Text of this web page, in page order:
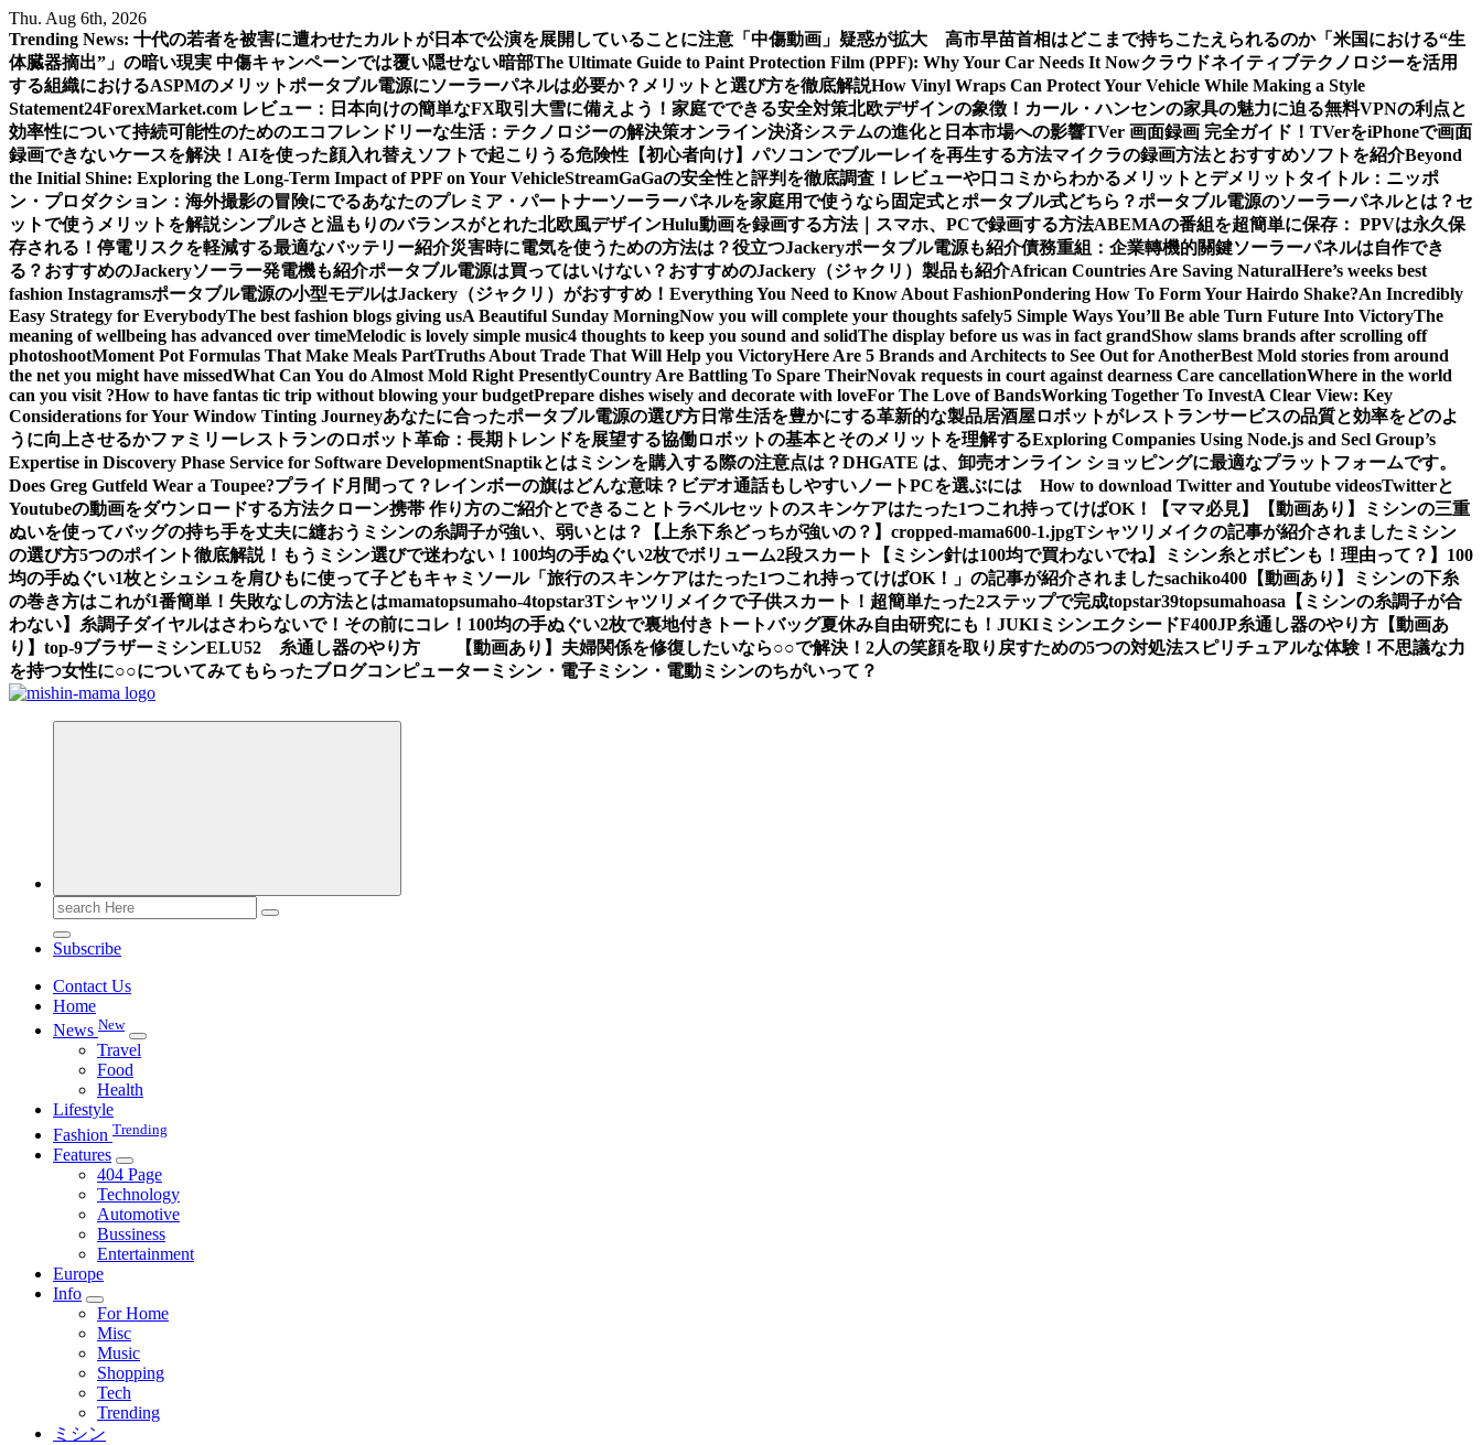
Skip
to
content
Thu. Aug 6th, 2026
Trending News: 十代の若者を被害に遭わせたカルトが日本で公演を展開していることに注意 「中傷動画」疑惑が拡大 高市早苗首相はどこまで持ちこたえられるのか「米国における“生
体臓器摘出”」の暗い現実 中傷キャンペーンでは覆い隠せない暗部The Ultimate Guide to Paint Protection Film (PPF): Why Your Car Needs It Nowクラウドネイティブテクノロジーを活用
する組織におけるASPMのメリットポータブル電源にソーラーパネルは必要か？メリットと選び方を徹底解説How Vinyl Wraps Can Protect Your Vehicle While Making a Style
Statement24ForexMarket.com レビュー：日本向けの簡単なFX取引 大雪に備えよう！家庭でできる安全対策北欧デザインの象徴！カール・ハンセンの家具の魅力に迫る無料VPNの利点と
効率性について持続可能性のためのエコフレンドリーな生活：テクノロジーの解決策オンライン決済システムの進化と日本市場への影響TVer 画面録画 完全ガイド！TVerをiPhoneで画面
録画できないケースを解決！ AIを使った顔入れ替えソフトで起こりうる危険性 【初心者向け】パソコンでブルーレイを再生する方法マイクラの録画方法とおすすめソフトを紹介Beyond
the Initial Shine: Exploring the Long-Term Impact of PPF on Your VehicleStreamGaGaの安全性と評判を徹底調査！レビューや口コミからわかるメリットとデメリット タイトル：ニッポ
ン・プロダクション：海外撮影の冒険にでるあなたのプレミア・パートナーソーラーパネルを家庭用で使うなら固定式とポータブル式どちら？ポータブル電源のソーラーパネルとは？セ
ットで使うメリットを解説シンプルさと温もりのバランスがとれた北欧風デザインHulu動画を録画する方法｜スマホ、PCで録画する方法ABEMAの番組を超簡単に保存： PPVは永久保
存される！ 停電リスクを軽減する最適なバッテリー紹介災害時に電気を使うための方法は？役立つJackeryポータブル電源も紹介債務重組：企業轉機的關鍵ソーラーパネルは自作でき
る？おすすめのJackeryソーラー発電機も紹介ポータブル電源は買ってはいけない？おすすめのJackery（ジャクリ）製品も紹介African Countries Are Saving NaturalHere’s weeks best
fashion Instagramsポータブル電源の小型モデルはJackery（ジャクリ）がおすすめ！ Everything You Need to Know About FashionPondering How To Form Your Hairdo Shake?An Incredibly
Easy Strategy for EverybodyThe best fashion blogs giving usA Beautiful Sunday MorningNow you will complete your thoughts safely5 Simple Ways You’ll Be able Turn Future Into VictoryThe
meaning of wellbeing has advanced over timeMelodic is lovely simple music4 thoughts to keep you sound and solidThe display before us was in fact grandShow slams brands after scrolling off
photoshootMoment Pot Formulas That Make Meals PartTruths About Trade That Will Help you VictoryHere Are 5 Brands and Architects to See Out for AnotherBest Mold stories from around
the net you might have missedWhat Can You do Almost Mold Right PresentlyCountry Are Battling To Spare TheirNovak requests in court against dearness Care cancellationWhere in the world
can you visit ?How to have fantas tic trip without blowing your budgetPrepare dishes wisely and decorate with loveFor The Love of BandsWorking Together To InvestA Clear View: Key
Considerations for Your Window Tinting Journeyあなたに合ったポータブル電源の選び方 日常生活を豊かにする革新的な製品居酒屋ロボットがレストランサービスの品質と効率をどのよ
うに向上させるかファミリーレストランのロボット革命：長期トレンドを展望する協働ロボットの基本とそのメリットを理解するExploring Companies Using Node.js and Secl Group’s
Expertise in Discovery Phase Service for Software DevelopmentSnaptikとは ミシンを購入する際の注意点は？DHGATE は、卸売オンライン ショッピングに最適なプラットフォームです。
Does Greg Gutfeld Wear a Toupee?プライド月間って？レインボーの旗はどんな意味？ ビデオ通話もしやすいノートPCを選ぶには How to download Twitter and Youtube videosTwitterと
Youtubeの動画をダウンロードする方法クローン携帯 作り方のご紹介とできること トラベルセットのスキンケアはたった1つこれ持ってけばOK！【ママ必見】
【動画あり】ミシンの三重
ぬいを使ってバッグの持ち手を丈夫に縫おう ミシンの糸調子が強い、弱いとは？【上糸下糸どっちが強いの？】 cropped-mama600-1.jpgTシャツリメイクの記事が紹介されました ミシン
の選び方5つのポイント徹底解説！もうミシン選びで迷わない！ 100均の手ぬぐい2枚でボリューム2段スカート 【ミシン針は100均で買わないでね】ミシン糸とボビンも！理由って？】 100
均の手ぬぐい1枚とシュシュを肩ひもに使って子どもキャミソール「旅行のスキンケアはたった1つこれ持ってけばOK！」の記事が紹介されましたsachiko400 【動画あり】ミシンの下糸
の巻き方はこれが1番簡単！失敗なしの方法とはmamatopsumaho-4topstar3Tシャツリメイクで子供スカート！超簡単たった2ステップで完成topstar39topsumahoasa 【ミシンの糸調子が合
わない】糸調子ダイヤルはさわらないで！その前にコレ！ 100均の手ぬぐい2枚で裏地付きトートバッグ夏休み自由研究にも！ JUKIミシンエクシードF400JP糸通し器のやり方【動画あ
り】 top-9ブラザーミシンELU52 糸通し器のやり方 【動画あり】 夫婦関係を修復したいなら○○で解決！2人の笑顔を取り戻すための5つの対処法スピリチュアルな体験！不思議な力
を持つ女性に○○についてみてもらったブログコンピューターミシン・電子ミシン・電動ミシンのちがいって？
Search
for:
Subscribe
Contact Us
Home
News New
Travel
Food
Health
Lifestyle
Fashion Trending
Features
404 Page
Technology
Automotive
Bussiness
Entertainment
Europe
Info
For Home
Misc
Music
Shopping
Tech
Trending
ミシン